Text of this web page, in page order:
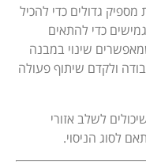
גדולים כדי להכיל
כדי להתאים
שינוי במבנה
ולקדם שיתוף פעולה
לשלב אזורי
לסוג הניסוי.